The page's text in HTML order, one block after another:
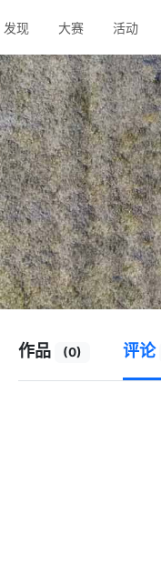
发现 大赛 活动
作品 (0) 评论